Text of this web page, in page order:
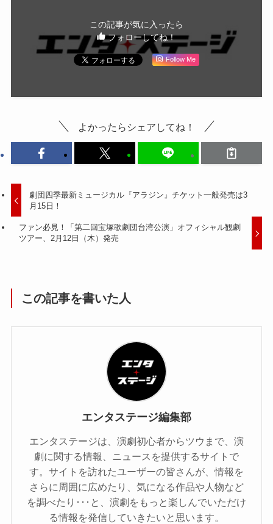
この記事が気に入ったら
フォローしてね！
Follow Me
よかったらシェアしてね！
劇団四季最新ミュージカル『アラジン』チケット一般発売は3
月15日！
ファン必見！「第二回宝塚歌劇団台湾公演」オフィシャル観劇
ツアー、2月12日（木）発売
この記事を書いた人
エンタステージ編集部
エンタステージは、演劇初心者からツウまで、演
劇に関する情報、ニュースを提供するサイトで
す。サイトを訪れたユーザーの皆さんが、情報を
さらに周囲に広めたり、気になる作品や人物など
を調べたり･･･と、演劇をもっと楽しんでいただけ
る情報を発信していきたいと思います。